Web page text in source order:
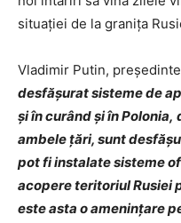
situaţiei de la graniţa
Vladimir Putin,
desfăşurat sisteme de
şi în curând şi în
ambele ţări, sunt
pot fi instalate sisteme
acopere teritoriul Rusiei
este asta o ameninţare